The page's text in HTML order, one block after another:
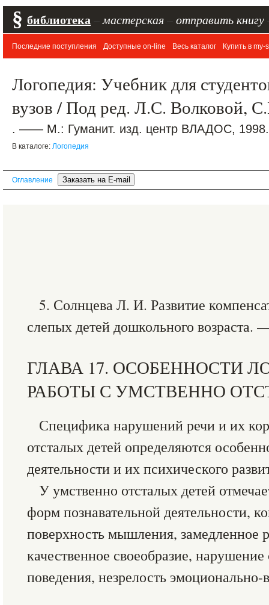
§ библиотека мастерская отправить книгу
Последние поступления Доступные on-line Весь каталог Купить в my-
Логопедия: Учебник для
вузов / Под ред. Л.С. Волковой,
. —— М.: Гуманит. изд. центр ВЛАДОС,
В каталоге: Логопедия
Оглавление
5. Солнцева Л. И. Развитие
слепых детей дошкольного
ГЛАВА 17. ОСОБЕННОСТИ
РАБОТЫ С УМСТВЕННО
Специфика нарушений речи и их
отсталых детей определяются
деятельности и их психического
У умственно отсталых детей
форм познавательной деятельности,
поверхность мышления, замедленное
качественное своеобразие,
поведения, незрелость